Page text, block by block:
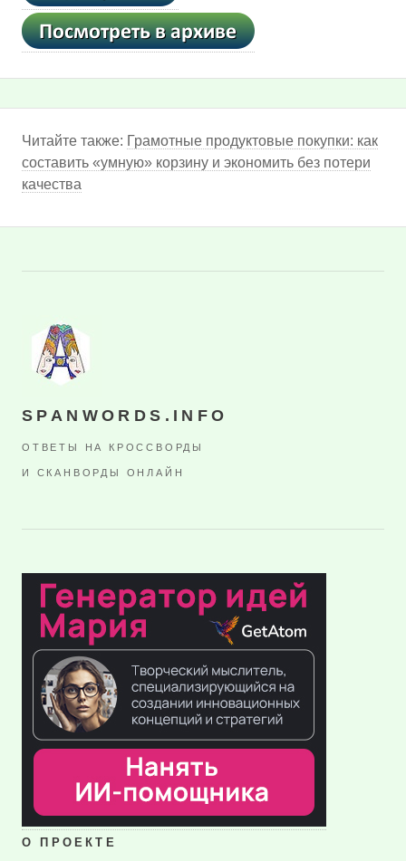
Читайте также: Грамотные продуктовые покупки: как
составить «умную» корзину и экономить без потери
качества
SPANWORDS.INFO
ОТВЕТЫ НА КРОССВОРДЫ
И СКАНВОРДЫ ОНЛАЙН
О ПРОЕКТЕ